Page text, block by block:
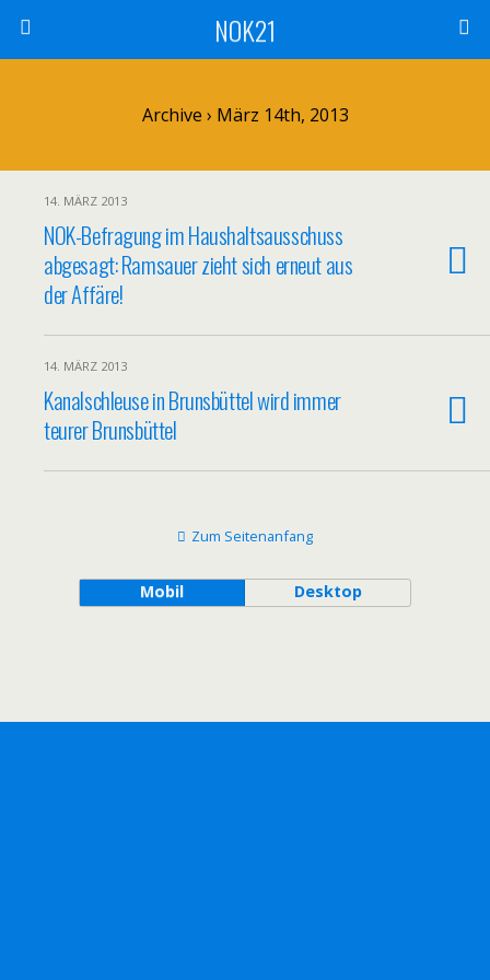
NOK21
Archive › März 14th, 2013
14. MÄRZ 2013
NOK-Befragung im Haushaltsausschuss
abgesagt: Ramsauer zieht sich erneut aus
der Affäre!
14. MÄRZ 2013
Kanalschleuse in Brunsbüttel wird immer
teurer Brunsbüttel
Zum Seitenanfang
Mobil Desktop